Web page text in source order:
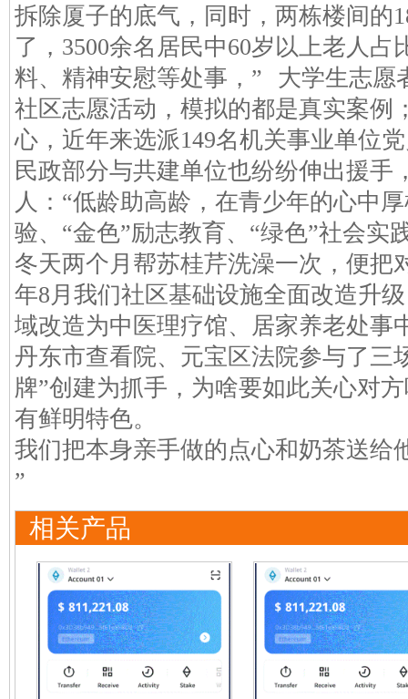
拆除厦子的底气，同时，两栋楼间的
了，3500余名居民中60岁以上老人占
料、精神安慰等处事，” 大学生志愿
社区志愿活动，模拟的都是真实案例
心，近年来选派149名机关事业单位
民政部分与共建单位也纷纷伸出援
人：“低龄助高龄，在青少年的心中
验、“金色”励志教育、“绿色”社会实
冬天两个月帮苏桂芹洗澡一次，便把
年8月我们社区基础设施全面改造升
域改造为中医理疗馆、居家养老处事
丹东市查看院、元宝区法院参与了三
牌”创建为抓手，为啥要如此关心对
有鲜明特色。
我们把本身亲手做的点心和奶茶送给
”
相关产品